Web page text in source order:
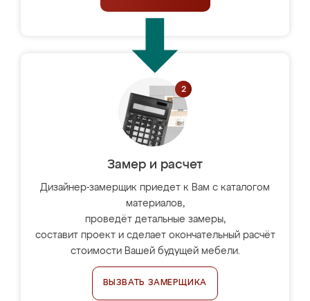
Замер и расчет
Дизайнер-замерщик приедет к Вам с каталогом
материалов,
проведёт детальные замеры,
составит проект и сделает окончательный расчёт
стоимости Вашей будущей мебели.
ВЫЗВАТЬ ЗАМЕРЩИКА